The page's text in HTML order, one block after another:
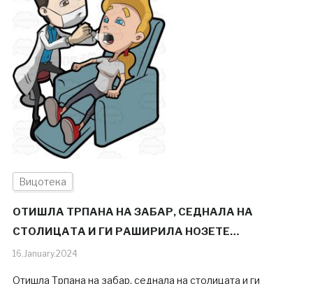
Вицотека
ОТИШЛА ТРПАНА НА ЗАБАР, СЕДНАЛА НА
СТОЛИЦАТА И ГИ РАШИРИЛА НОЗЕТЕ…
16.January.2024
Отишла Трпана на забар, седнала на столицата и ги